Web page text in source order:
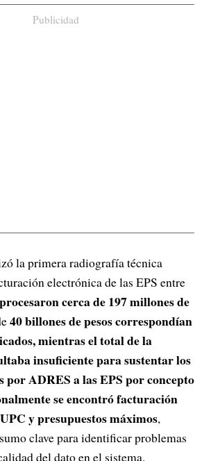
Publicidad
la primera radiografía técnica
electrónica de las EPS entre
cerca de 197 millones de
40 billones de pesos correspondían
mientras el total de la
insuficiente para sustentar los
por ADRES a las EPS por concepto
se encontró facturación
y presupuestos máximos,
clave para identificar problemas
del dato en el sistema.